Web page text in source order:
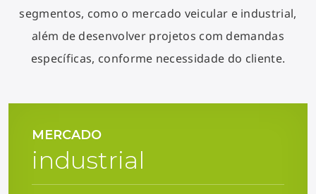
segmentos, como o mercado veicular e industrial,
além de desenvolver projetos com demandas
específicas, conforme necessidade do cliente.
MERCADO
industrial